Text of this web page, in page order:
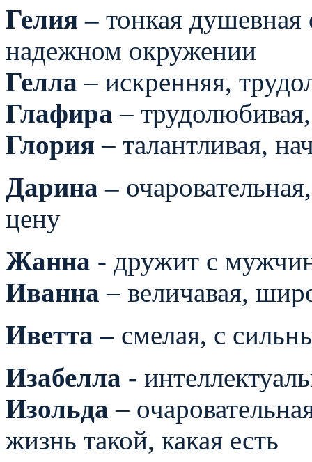
Гелия – тонкая душевная
надежном окружении
Гелла – искренняя,
Глафира –
Глория – талантливая,
Дарина –
цену
Жанна - дружит с
Иванна – величавая,
Иветта – смелая, с
Изабелла -
Изольда –
жизнь такой, какая есть